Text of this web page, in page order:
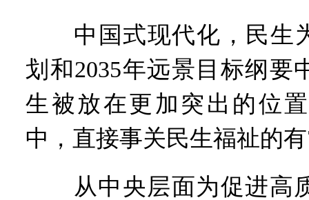
中国式现代化，民生
划和2035年远景目标纲要
生被放在更加突出的位
中，直接事关民生福祉的
从中央层面为促进高